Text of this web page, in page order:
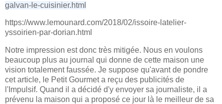
galvan-le-cuisinier.html
https://www.lemounard.com/2018/02/issoire-latelier-
yssoirien-par-dorian.html
Notre impression est donc très mitigée. Nous en voulons
beaucoup plus au journal qui donne de cette maison une
vision totalement faussée. Je suppose qu'avant de pondre
cet article, le Petit Gourmet a reçu des publicités de
l'Impulsif. Quand il a décidé d'y envoyer sa journaliste, il a
prévenu la maison qui a proposé ce jour là le meilleur de sa